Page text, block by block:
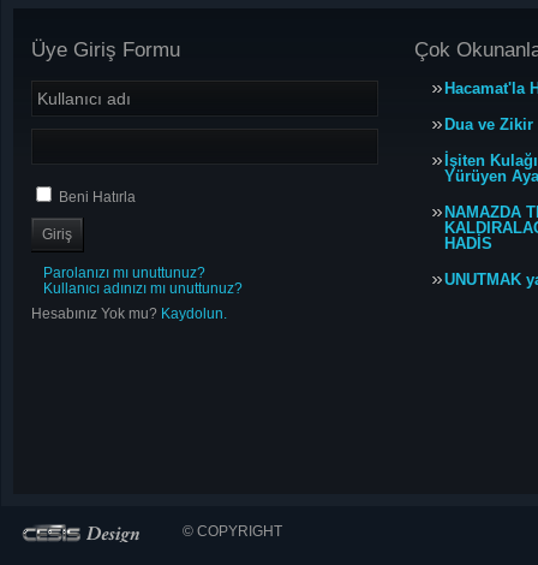
Üye Giriş Formu
Beni Hatırla
Parolanızı mı unuttunuz?
Kullanıcı adınızı mı unuttunuz?
Hesabınız Yok mu? Kaydolun.
Çok
Hacamat'la
Dua ve
İşiten
Yürüyen
NAMAZDA
HADİS
UNUTMAK
© COPYRIGHT